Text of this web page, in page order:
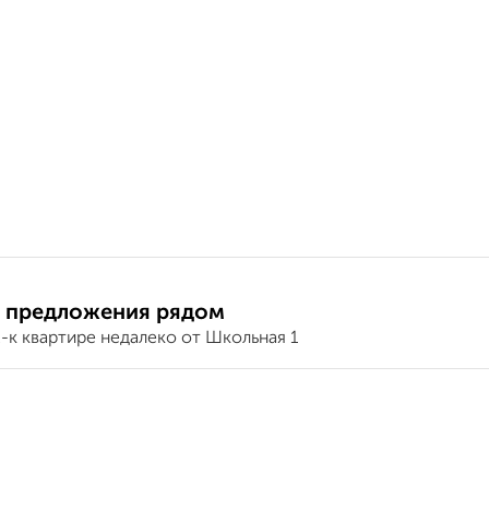
рядом
квартире недалеко от Школьная 1